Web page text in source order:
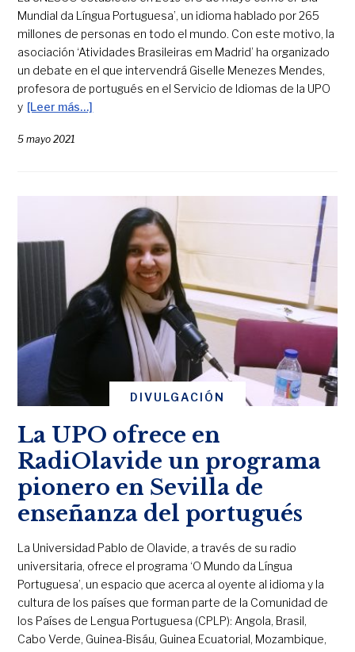
Mundial da Língua Portuguesa’, un idioma hablado por 265
millones de personas en todo el mundo. Con este motivo, la
asociación ‘Atividades Brasileiras em Madrid’ ha organizado
un debate en el que intervendrá Giselle Menezes Mendes,
profesora de portugués en el Servicio de Idiomas de la UPO
y [Leer más…]
5 mayo 2021
DIVULGACIÓN
La UPO ofrece en
RadiOlavide un programa
pionero en Sevilla de
enseñanza del portugués
La Universidad Pablo de Olavide, a través de su radio
universitaria, ofrece el programa ‘O Mundo da Língua
Portuguesa’, un espacio que acerca al oyente al idioma y la
cultura de los países que forman parte de la Comunidad de
los Países de Lengua Portuguesa (CPLP): Angola, Brasil,
Cabo Verde, Guinea-Bisáu, Guinea Ecuatorial, Mozambique,